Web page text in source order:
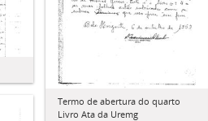
Termo de abertura do quarto
Livro Ata da Uremg